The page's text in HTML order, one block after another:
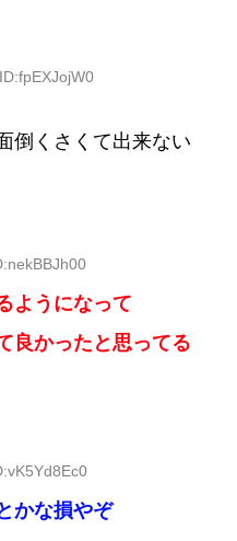
倒くさくて出来ない
ようになって
良かったと思ってる
かな損やぞ